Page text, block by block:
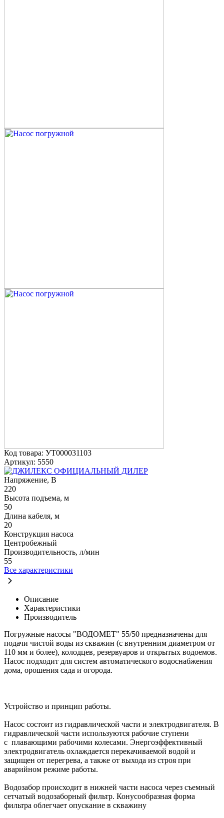
Код товара: УТ000031103
Артикул: 5550
ОФИЦИАЛЬНЫЙ ДИЛЕР
Напряжение, В
220
Высота подъема, м
50
Длина кабеля, м
20
Конструкция насоса
Центробежный
Производительность, л/мин
55
Все характеристики
Описание
Характеристики
Производитель
Погружные насосы "ВОДОМЕТ" 55/50 предназначены для
подачи чистой воды из скважин (с внутренним диаметром от
110 мм и более), колодцев, резервуаров и открытых водоемов.
Насос подходит для систем автоматического водоснабжения
дома, орошения сада и огорода.
Устройство и принцип работы.
Насос состоит из гидравлической части и электродвигателя. В
гидравлической части используются рабочие ступени
с плавающими рабочими колесами. Энергоэффективный
электродвигатель охлаждается перекачиваемой водой и
защищен от перегрева, а также от выхода из строя при
аварийном режиме работы.
Водозабор происходит в нижней части насоса через съемный
сетчатый водозаборный фильтр. Конусообразная форма
фильтра облегчает опускание в скважину